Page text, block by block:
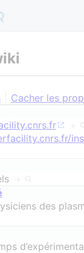
Cacher les
des